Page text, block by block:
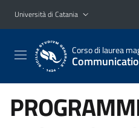
Vai al contenuto principale
Vai al menu di navigazione
Università di Catania
Corso di laurea